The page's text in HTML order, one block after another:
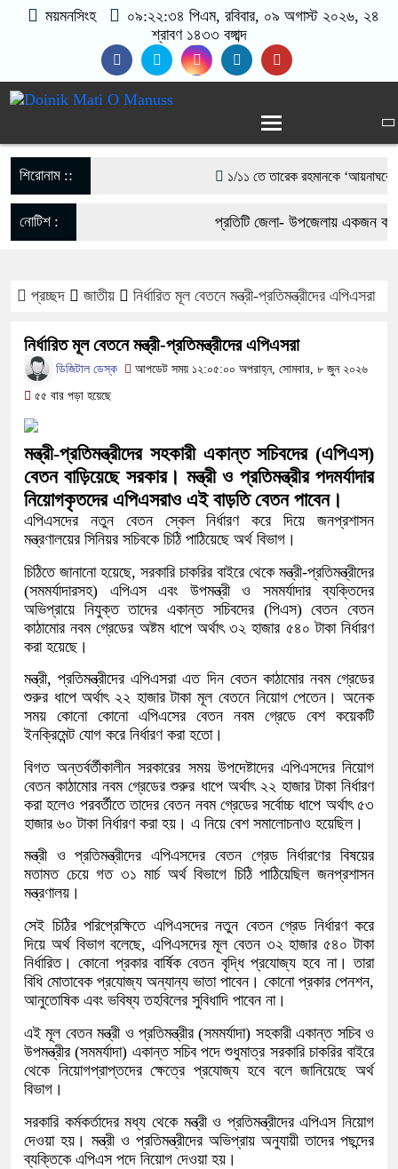
ময়মনসিংহ ০৯:২২:৩৫ পিএম, রবিবার, ০৯ অগাস্ট ২০২৬, ২৪
শ্রাবণ ১৪৩৩ বঙ্গাব্দ
শিরোনাম :: ১/১১ তে তারেক রহমানকে ‘আয়নাঘরে’
গণঅভ্যুত্থানের সঙ্গে প্রথম বেইমানি
সরকারের কাজে কোনো গাফিলতি হলে
মিয়ানমার সীমান্ত থেকে ৪০ হাজার
নেত্রকোনায় অগ্নিকাণ্ডে ক্ষতিগ্রস্ত
একটি চিঠিই বদলে দিল ৫ম শ্রেণির
পড়েছে মেহেরপুরবাসী
দিনাজপুর পলিটেকনিক ইনস্টিটিউটের
পূর্বধলায় কেন্দ্রীয় মন্দিরের ৭১ সদস্যের
হস্তান্তর
নোটিশ : প্রতিটি জেলা- উপজেলায় একজন
017-11684104, 013-
প্রচ্ছদ জাতীয় নির্ধারিত মূল বেতনে মন্ত্রী-প্রতিমন্ত্রীদের এপিএসরা
নির্ধারিত মূল বেতনে মন্ত্রী-প্রতিমন্ত্রীদের এপিএসরা
ডিজিটাল ডেস্ক
আপডেট সময় ১২:০৫:০০ অপরাহ্ন, সোমবার, ৮ জুন ২০২৬
৫৫ বার পড়া হয়েছে
মন্ত্রী-প্রতিমন্ত্রীদের সহকারী একান্ত সচিবদের (এপিএস)
বেতন বাড়িয়েছে সরকার। মন্ত্রী ও প্রতিমন্ত্রীর পদমর্যাদার
নিয়োগকৃতদের এপিএসরাও এই বাড়তি বেতন পাবেন।
এপিএসদের নতুন বেতন স্কেল নির্ধারণ করে দিয়ে জনপ্রশাসন
মন্ত্রণালয়ের সিনিয়র সচিবকে চিঠি পাঠিয়েছে অর্থ বিভাগ।
চিঠিতে জানানো হয়েছে, সরকারি চাকরির বাইরে থেকে মন্ত্রী-প্রতিমন্ত্রীদের
(সমমর্যাদারসহ) এপিএস এবং উপমন্ত্রী ও সমমর্যাদার ব্যক্তিদের
অভিপ্রায়ে নিযুক্ত তাদের একান্ত সচিবদের (পিএস) বেতন বেতন
কাঠামোর নবম গ্রেডের অষ্টম ধাপে অর্থাৎ ৩২ হাজার ৫৪০ টাকা নির্ধারণ
করা হয়েছে।
মন্ত্রী, প্রতিমন্ত্রীদের এপিএসরা এত দিন বেতন কাঠামোর নবম গ্রেডের
শুরুর ধাপে অর্থাৎ ২২ হাজার টাকা মূল বেতনে নিয়োগ পেতেন। অনেক
সময় কোনো কোনো এপিএসের বেতন নবম গ্রেডে বেশ কয়েকটি
ইনক্রিমেন্ট যোগ করে নির্ধারণ করা হতো।
বিগত অন্তর্বর্তীকালীন সরকারের সময় উপদেষ্টাদের এপিএসদের নিয়োগ
বেতন কাঠামোর নবম গ্রেডের শুরুর ধাপে অর্থাৎ ২২ হাজার টাকা নির্ধারণ
করা হলেও পরবর্তীতে তাদের বেতন নবম গ্রেডের সর্বোচ্চ ধাপে অর্থাৎ ৫৩
হাজার ৬০ টাকা নির্ধারণ করা হয়। এ নিয়ে বেশ সমালোচনাও হয়েছিল।
মন্ত্রী ও প্রতিমন্ত্রীদের এপিএসদের বেতন গ্রেড নির্ধারণের বিষয়ের
মতামত চেয়ে গত ৩১ মার্চ অর্থ বিভাগে চিঠি পাঠিয়েছিল জনপ্রশাসন
মন্ত্রণালয়।
সেই চিঠির পরিপ্রেক্ষিতে এপিএসদের নতুন বেতন গ্রেড নির্ধারণ করে
দিয়ে অর্থ বিভাগ বলেছে, এপিএসদের মূল বেতন ৩২ হাজার ৫৪০ টাকা
নির্ধারিত। কোনো প্রকার বার্ষিক বেতন বৃদ্ধি প্রযোজ্য হবে না। তারা
বিধি মোতাবেক প্রযোজ্য অন্যান্য ভাতা পাবেন। কোনো প্রকার পেনশন,
আনুতোষিক এবং ভবিষ্য তহবিলের সুবিধাদি পাবেন না।
এই মূল বেতন মন্ত্রী ও প্রতিমন্ত্রীর (সমমর্যাদা) সহকারী একান্ত সচিব ও
উপমন্ত্রীর (সমমর্যাদা) একান্ত সচিব পদে শুধুমাত্র সরকারি চাকরির বাইরে
থেকে নিয়োগপ্রাপ্তদের ক্ষেত্রে প্রযোজ্য হবে বলে জানিয়েছে অর্থ
বিভাগ।
সরকারি কর্মকর্তাদের মধ্য থেকে মন্ত্রী ও প্রতিমন্ত্রীদের এপিএস নিয়োগ
দেওয়া হয়। মন্ত্রী ও প্রতিমন্ত্রীদের অভিপ্রায় অনুযায়ী তাদের পছন্দের
ব্যক্তিকে এপিএস পদে নিয়োগ দেওয়া হয়।